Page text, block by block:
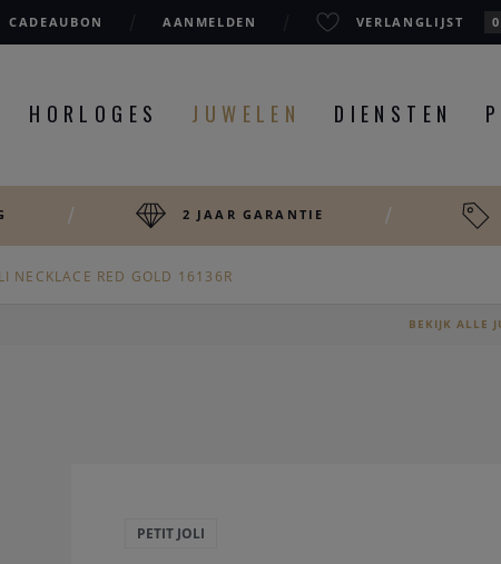
CADEAUBON AANMELDEN VERLANGLIJST 0
HORLOGES JUWELEN DIENSTEN
2 JAAR GARANTIE
NECKLACE RED GOLD 16136R
BEKIJK ALLE
PETIT JOLI